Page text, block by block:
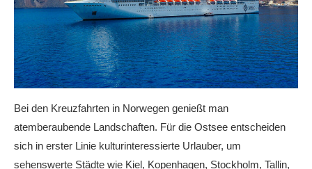
Bei den Kreuzfahrten in Norwegen genießt man
atemberaubende Landschaften. Für die Ostsee entscheiden
sich in erster Linie kulturinteressierte Urlauber, um
sehenswerte Städte wie Kiel, Kopenhagen, Stockholm, Tallin,